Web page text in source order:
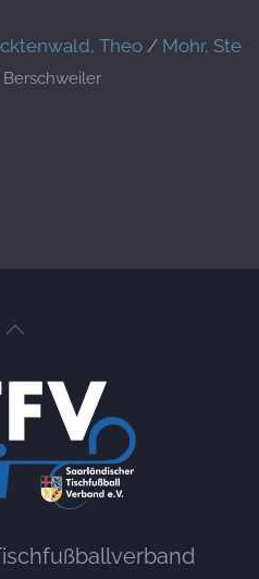
Theo / Mohr,
Berschweiler